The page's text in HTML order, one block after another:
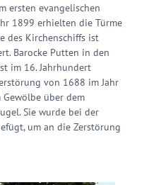
ersten evangelischen
1899 erhielten die Türme
des Kirchenschiffs ist
Barocke Putten in den
im 16. Jahrhundert
von 1688 im Jahr
über dem
Sie wurde bei der
um an die Zerstörung